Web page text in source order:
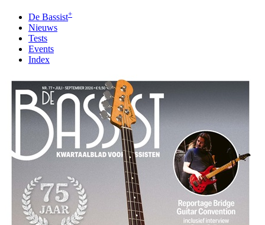
De Bassist+
Nieuws
Tests
Events
Index